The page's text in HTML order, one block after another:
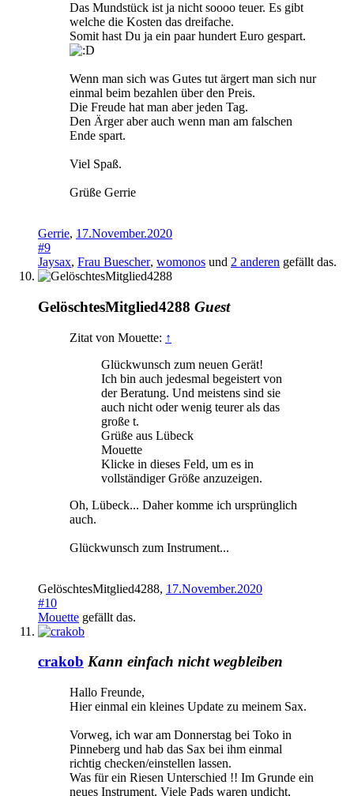
Das Mundstück ist ja nicht soooo teuer. Es gibt
welche die Kosten das dreifache.
Somit hast Du ja ein paar hundert Euro gespart.
Wenn man sich was Gutes tut ärgert man sich nur
einmal beim bezahlen über den Preis.
Die Freude hat man aber jeden Tag.
Den Ärger aber auch wenn man am falschen
Ende spart.
Viel Spaß.
Grüße Gerrie
Gerrie, 17.November.2020
#9
Jaysax, Frau Buescher, womonos und 2 anderen gefällt das.
GelöschtesMitglied4288 Guest
Zitat von Mouette: ↑
Glückwunsch zum neuen Gerät!
Ich bin auch jedesmal begeistert von
der Beratung. Und meistens sind sie
auch nicht oder wenig teurer als das
große t.
Grüße aus Lübeck
Mouette
Klicke in dieses Feld, um es in
vollständiger Größe anzuzeigen.
Oh, Lübeck... Daher komme ich ursprünglich
auch.
Glückwunsch zum Instrument...
GelöschtesMitglied4288, 17.November.2020
#10
Mouette gefällt das.
crakob Kann einfach nicht wegbleiben
Hallo Freunde,
Hier einmal ein kleines Update zu meinem Sax.
Vorweg, ich war am Donnerstag bei Toko in
Pinneberg und hab das Sax bei ihm einmal
richtig checken/einstellen lassen.
Was für ein Riesen Unterschied !! Im Grunde ein
neues Instrument. Viele Pads waren undicht,